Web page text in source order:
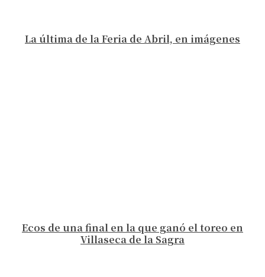
La última de la Feria de Abril, en imágenes
Ecos de una final en la que ganó el toreo en
Villaseca de la Sagra